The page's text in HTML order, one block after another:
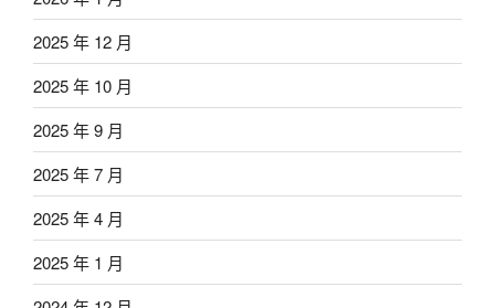
2025 年 12 月
2025 年 10 月
2025 年 9 月
2025 年 7 月
2025 年 4 月
2025 年 1 月